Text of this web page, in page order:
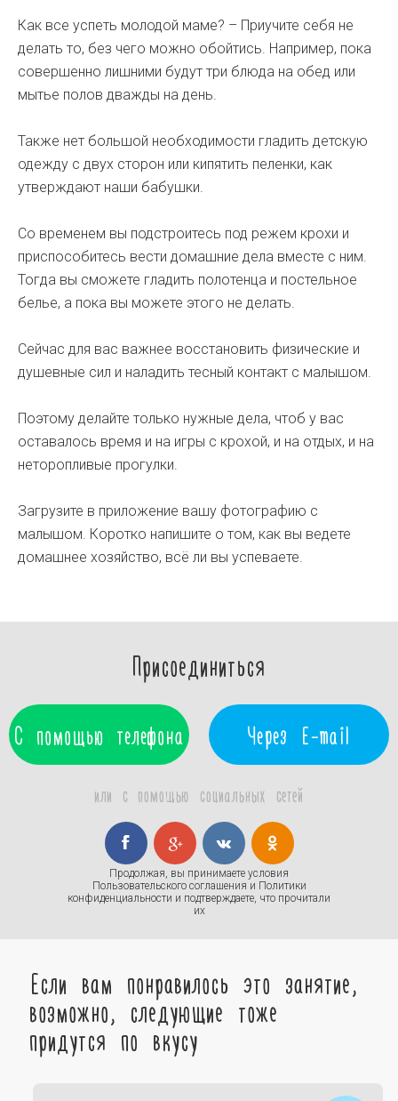
Как все успеть молодой маме? – Приучите себя не
делать то, без чего можно обойтись. Например, пока
совершенно лишними будут три блюда на обед или
мытье полов дважды на день.
Также нет большой необходимости гладить детскую
одежду с двух сторон или кипятить пеленки, как
утверждают наши бабушки.
Со временем вы подстроитесь под режем крохи и
приспособитесь вести домашние дела вместе с ним.
Тогда вы сможете гладить полотенца и постельное
белье, а пока вы можете этого не делать.
Сейчас для вас важнее восстановить физические и
душевные сил и наладить тесный контакт с малышом.
Поэтому делайте только нужные дела, чтоб у вас
оставалось время и на игры с крохой, и на отдых, и на
неторопливые прогулки.
Загрузите в приложение вашу фотографию с
малышом. Коротко напишите о том, как вы ведете
домашнее хозяйство, всё ли вы успеваете.
Присоединиться
С помощью телефона Через E-mail
или с помощью социальных сетей
Продолжая, вы принимаете условия
Пользовательского соглашения и Политики
конфиденциальности и подтверждаете, что прочитали
их
Если вам понравилось это занятие,
возможно, следующие тоже
придутся по вкусу